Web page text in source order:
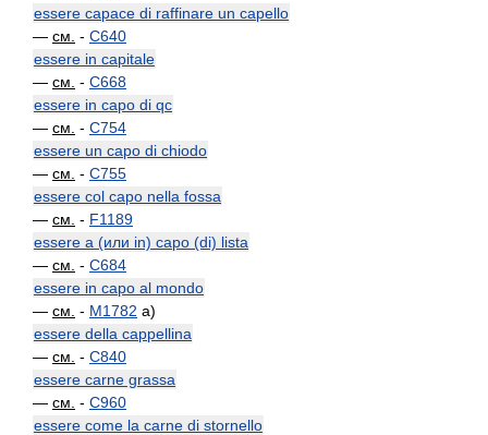
essere capace di raffinare un capello
— см. - C640
essere in capitale
— см. - C668
essere in capo di qc
— см. - C754
essere un capo di chiodo
— см. - C755
essere col capo nella fossa
— см. - F1189
essere a (или in) capo (di) lista
— см. - C684
essere in capo al mondo
— см. - M1782 a)
essere della cappellina
— см. - C840
essere carne grassa
— см. - C960
essere come la carne di stornello